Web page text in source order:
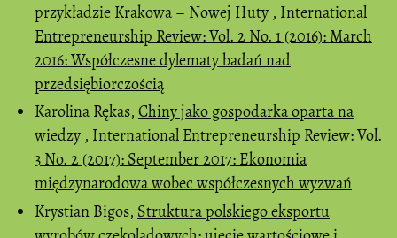
przykładzie Krakowa – Nowej Huty , International
Entrepreneurship Review: Vol. 2 No. 1 (2016): March
2016: Współczesne dylematy badań nad
przedsiębiorczością
Karolina Rękas, Chiny jako gospodarka oparta na
wiedzy , International Entrepreneurship Review: Vol.
3 No. 2 (2017): September 2017: Ekonomia
międzynarodowa wobec współczesnych wyzwań
Krystian Bigos, Struktura polskiego eksportu